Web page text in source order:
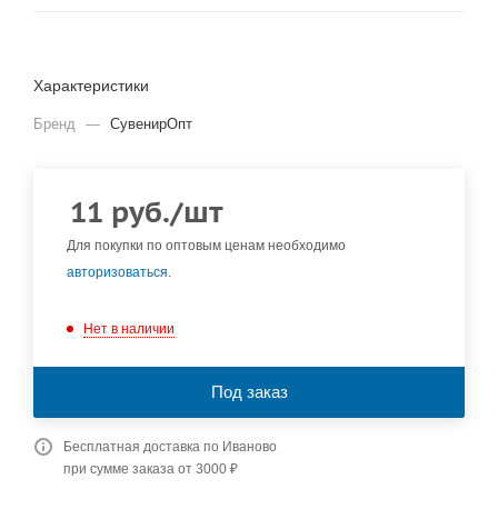
Характеристики
Бренд — СувенирОпт
11 руб./шт
Для покупки по оптовым ценам необходимо
авторизоваться.
Нет в наличии
Под заказ
Бесплатная доставка по Иваново
при сумме заказа от 3000 ₽